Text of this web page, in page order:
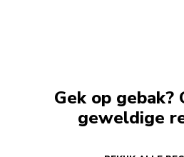
Gek op gebak?
geweldige